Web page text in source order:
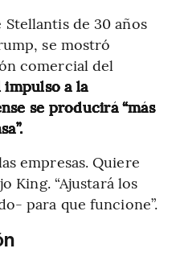
de 30 años
se mostró
comercial del
impulso a la
se producirá “más
empresas. Quiere
King. “Ajustará los
para que funcione”.